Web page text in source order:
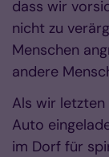
dass wir
nicht zu
Menschen
andere
Als wir letzten
Auto
im Dorf für